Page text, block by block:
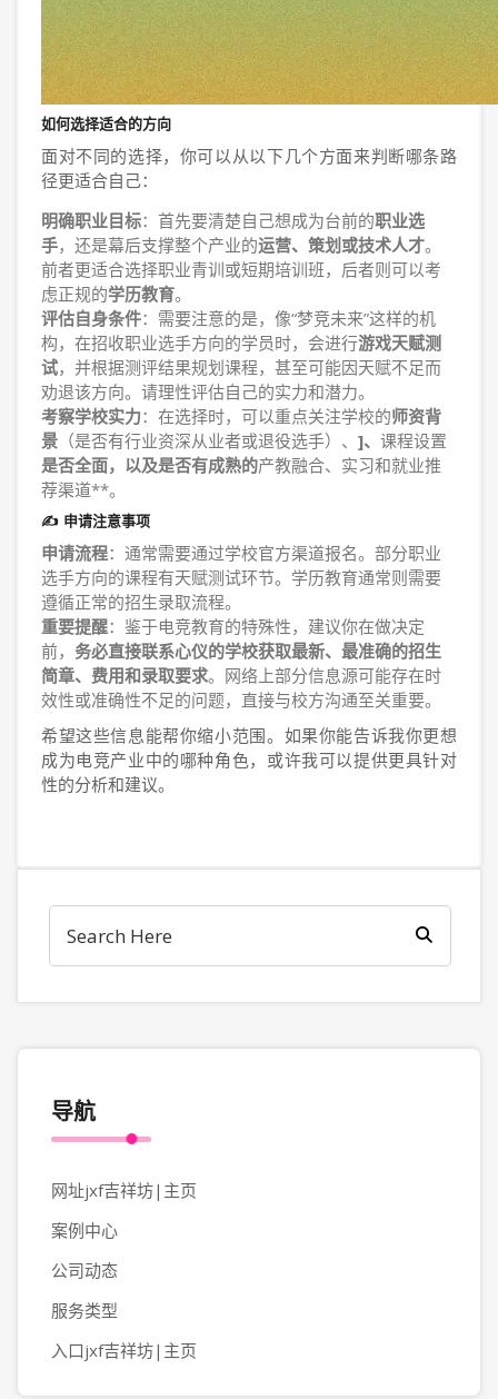
如何选择适合的方向
面对不同的选择，你可以从以下几个方面来判断哪条路
径更适合自己：
明确职业目标：首先要清楚自己想成为台前的职业选
手，还是幕后支撑整个产业的运营、策划或技术人才。
前者更适合选择职业青训或短期培训班，后者则可以考
虑正规的学历教育。
评估自身条件：需要注意的是，像“梦竞未来”这样的机
构，在招收职业选手方向的学员时，会进行游戏天赋测
试，并根据测评结果规划课程，甚至可能因天赋不足而
劝退该方向。请理性评估自己的实力和潜力。
考察学校实力：在选择时，可以重点关注学校的师资背
景 （是否有行业资深从业者或退役选手）、 ]、 课程设置
是否全面，以及是否有成熟的产教融合、实习和就业推
荐渠道**。
✍️ 申请注意事项
申请流程：通常需要通过学校官方渠道报名。部分职业
选手方向的课程有天赋测试环节。学历教育通常则需要
遵循正常的招生录取流程。
重要提醒：鉴于电竞教育的特殊性，建议你在做决定
前， 务必直接联系心仪的学校获取最新、最准确的招生
简章、费用和录取要求。网络上部分信息源可能存在时
效性或准确性不足的问题，直接与校方沟通至关重要。
希望这些信息能帮你缩小范围。如果你能告诉我你更想
成为电竞产业中的哪种角色，或许我可以提供更具针对
性的分析和建议。
导航
网址jxf吉祥坊|主页
案例中心
公司动态
服务类型
入口jxf吉祥坊|主页